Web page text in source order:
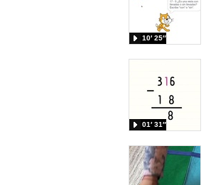
10′ 25″
01′ 31″